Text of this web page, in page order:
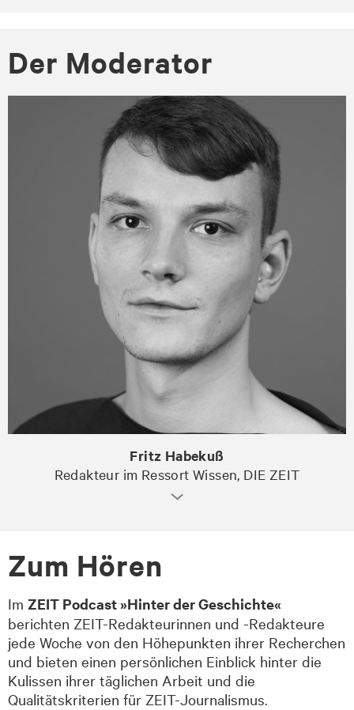
Der Mo­dera­tor
Fritz Habekuß
Redakteur im Ressort Wissen, DIE ZEIT
Zum Hören
Im ZEIT Podcast »Hinter der Geschichte«
berichten ZEIT-Redakteurinnen und -Redakteure
jede Woche von den Höhepunkten ihrer Recherchen
und bieten einen persönlichen Einblick hinter die
Kulissen ihrer täglichen Arbeit und die
Qualitätskriterien für ZEIT-Journalismus.